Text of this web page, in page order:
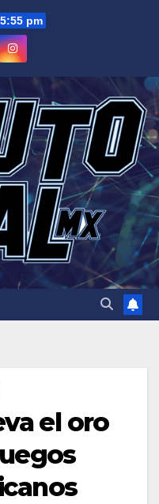
5:55 pm
el oro